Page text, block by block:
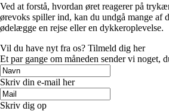
Ved at forstå, hvordan øret reagerer på
ørevoks spiller ind, kan du undgå mange af
ødelægge en rejse eller en dykkeroplevelse.
Vil du have nyt fra os? Tilmeld dig her
Et par gange om måneden sender vi noget,
Skriv din e-mail her
Skriv dig op